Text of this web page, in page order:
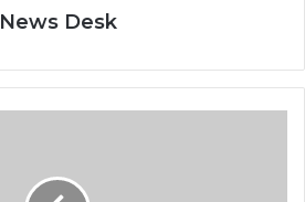
News Desk